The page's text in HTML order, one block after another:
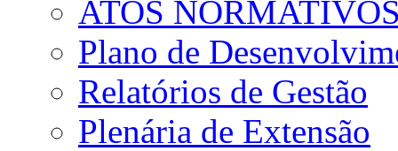
ATOS
Plano de
Relatórios de Gestão
Plenária de Extensão